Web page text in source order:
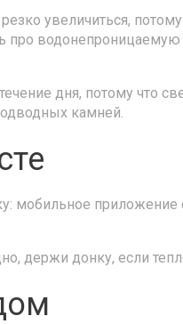
увеличиться,
про
дня, потому что
камней.
мобильное приложение
держи донку, если